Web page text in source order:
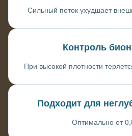
Сильный поток ухудшает
Контроль
При высокой плотности
Подходит для
Оптимально от